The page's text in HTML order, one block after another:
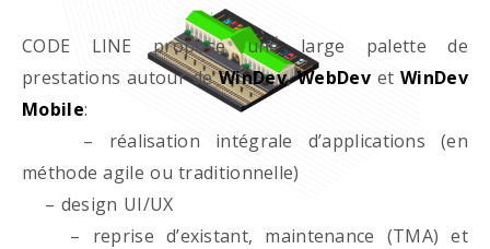
CODE LINE propose une large palette de
prestations autour deWinDev,WebDevet WinDev
Mobile:
– réalisation intégrale d’applications (en
méthode agile ou traditionnelle)
– design UI/UX
– reprise d’existant, maintenance (TMA) et